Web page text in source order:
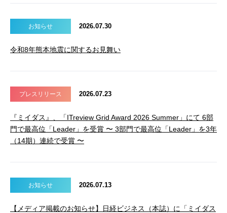
お知らせ 2026.07.30
令和8年熊本地震に関するお見舞い
プレスリリース 2026.07.23
『ミイダス』、「ITreview Grid Award 2026 Summer」にて 6部
門で最高位「Leader」を受賞 〜 3部門で最高位「Leader」を3年
（14期）連続で受賞 〜
お知らせ 2026.07.13
【メディア掲載のお知らせ】日経ビジネス（本誌）に「ミイダス